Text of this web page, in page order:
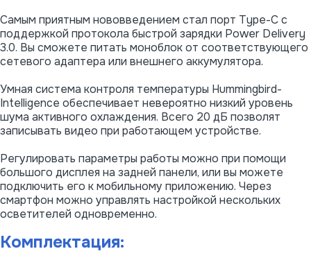
Самым приятным нововведением стал порт Type-C с
поддержкой протокола быстрой зарядки Power Delivery
3.0. Вы сможете питать моноблок от соответствующего
сетевого адаптера или внешнего аккумулятора.
Умная система контроля температуры Hummingbird-
Intelligence обеспечивает невероятно низкий уровень
шума активного охлаждения. Всего 20 дБ позволят
записывать видео при работающем устройстве.
Регулировать параметры работы можно при помощи
большого дисплея на задней панели, или вы можете
подключить его к мобильному приложению. Через
смартфон можно управлять настройкой нескольких
осветителей одновременно.
Комплектация: